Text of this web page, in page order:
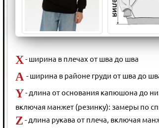
X- ширина в плечах от шва до шва
A - ширина в районе груди от шва до
Y- длина от основания капюшона до
включая манжет (резинку): замеры по
Z - длина рукава от плеча, включая